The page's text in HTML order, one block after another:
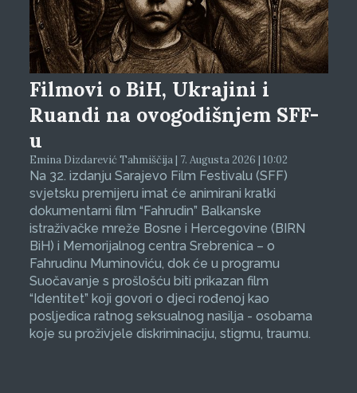
Filmovi o BiH, Ukrajini i
Ruandi na ovogodišnjem SFF-
u
Emina Dizdarević Tahmiščija | 7. Augusta 2026 | 10:02
Na 32. izdanju Sarajevo Film Festivalu (SFF)
svjetsku premijeru imat će animirani kratki
dokumentarni film “Fahrudin” Balkanske
istraživačke mreže Bosne i Hercegovine (BIRN
BiH) i Memorijalnog centra Srebrenica – o
Fahrudinu Muminoviću, dok će u programu
Suočavanje s prošlošću biti prikazan film
“Identitet” koji govori o djeci rođenoj kao
posljedica ratnog seksualnog nasilja - osobama
koje su proživjele diskriminaciju, stigmu, traumu.